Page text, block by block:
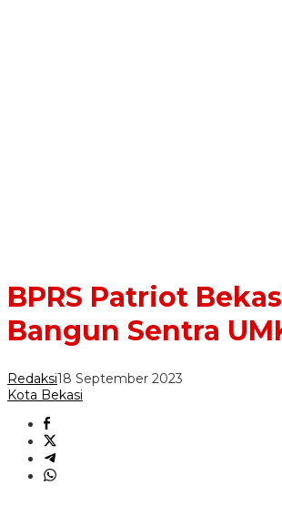
BPRS Patriot
Bangun Sentra
Redaksi18 September 2023
Kota Bekasi